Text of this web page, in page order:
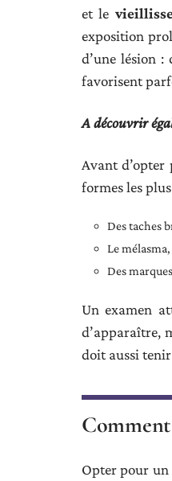
et le
exposition
d’une lésion
favorisent
A découvrir
Avant
formes les
Des taches
Le
Des
Un examen
d’apparaître,
doit aussi
Opter pour un